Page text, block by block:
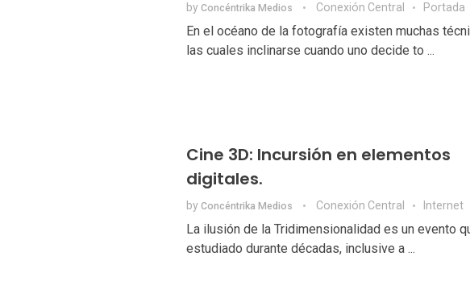
by Concéntrika Medios Conexión Central Portada
En el océano de la fotografía existen muchas
las cuales inclinarse cuando uno decide to ...
Cine 3D: Incursión en elementos
digitales.
by Concéntrika Medios Conexión Central Internet
La ilusión de la Tridimensionalidad es un evento
estudiado durante décadas, inclusive a ...